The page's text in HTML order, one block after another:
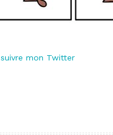
suivre mon Twitter